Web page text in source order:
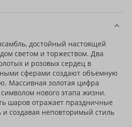
достойный настоящей
светом и торжеством. Два
и розовых сердец в
сферами создают объемную
Массивная золотая цифра
нового этапа жизни.
шаров отражает праздничные
и создавая неповторимый стиль